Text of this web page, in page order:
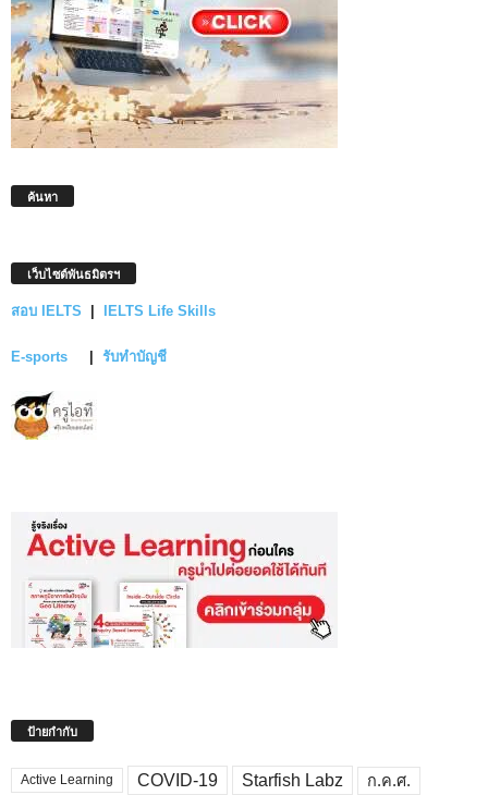
ค้นหา
เว็บไซต์พันธมิตรฯ
สอบ IELTS IELTS Life Skills
E-sports รับทำบัญชี
ป้ายกำกับ
Active Learning COVID-19 Starfish Labz ก.ค.ศ.